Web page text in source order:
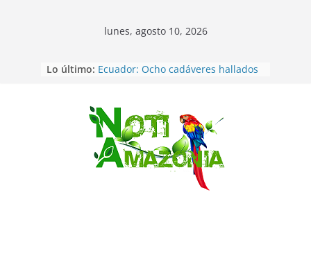
Saltar
lunes, agosto 10, 2026
Lo último: Ecuador: Ocho cadáveres hallados
atrajo a miles de personas en la
edición 2026 (video)
Pastaza: Fiscal no emite cargos
contra hombre de 50años que
mantenía relacion de «noviazgo»
con una menor de10 años en